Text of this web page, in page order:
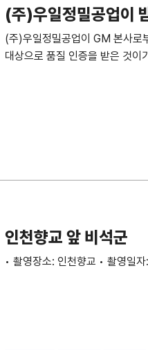
(주)우일정밀공업
Award 2020
(주)우일정밀공업이 GM 본사로
대상으로 품질 인증을 받은 것이
인천향교 앞 비석군
• 촬영장소: 인천향교 • 촬영